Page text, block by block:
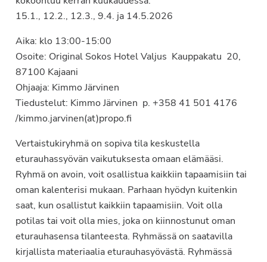
Suomen
jäsenjärjestö.
15.1., 12.2., 12.3., 9.4. ja 14.5.2026
Aika: klo 13:00-15:00
Osoite: Original Sokos Hotel Valjus Kauppakatu 20,
87100 Kajaani
Ohjaaja: Kimmo Järvinen
Tiedustelut: Kimmo Järvinen p. +358 41 501 4176
/kimmo.jarvinen(at)propo.fi
Vertaistukiryhmä on sopiva tila keskustella
eturauhassyövän vaikutuksesta omaan elämääsi.
Ryhmä on avoin, voit osallistua kaikkiin tapaamisiin tai
oman kalenterisi mukaan. Parhaan hyödyn kuitenkin
saat, kun osallistut kaikkiin tapaamisiin. Voit olla
potilas tai voit olla mies, joka on kiinnostunut oman
eturauhasensa tilanteesta. Ryhmässä on saatavilla
kirjallista materiaalia eturauhasyövästä. Ryhmässä